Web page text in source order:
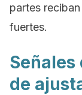
partes
fuertes.
Señales
de